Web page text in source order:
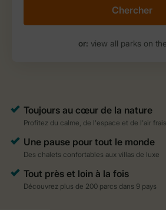
Chercher
or: view all parks on